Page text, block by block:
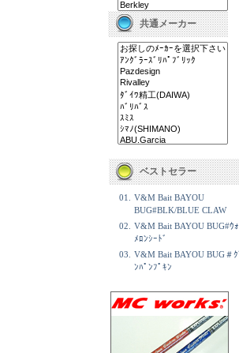
共通メーカー
ベストセラー
01.
V&M Bait BAYOU
BUG#BLK/BLUE CLAW
02.
V&M Bait BAYOU BUG#ｳ
ﾒﾛﾝｼｰﾄﾞ
03.
V&M Bait BAYOU BUG＃ｸ
ﾝﾊﾟﾝﾌﾟｷﾝ